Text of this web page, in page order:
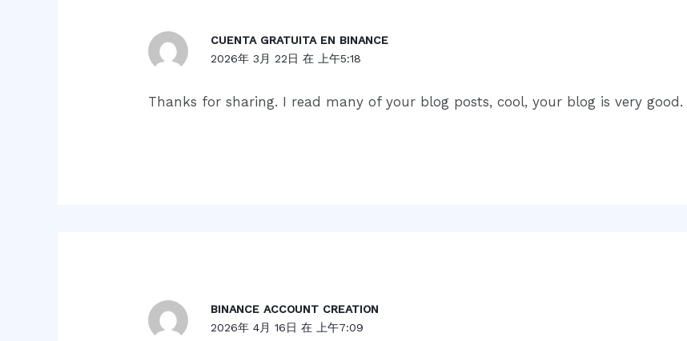
CUENTA GRATUITA EN BINANCE
2026年 3月 22日 在 上午5:18
Thanks for sharing. I read many of your blog posts, cool, your blog is very good.
BINANCE ACCOUNT CREATION
2026年 4月 16日 在 上午7:09